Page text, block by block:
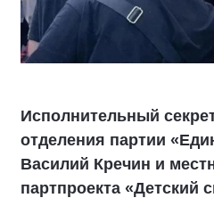
Исполнительный
отделения партии
Василий Кречин и
партпроекта «Детский